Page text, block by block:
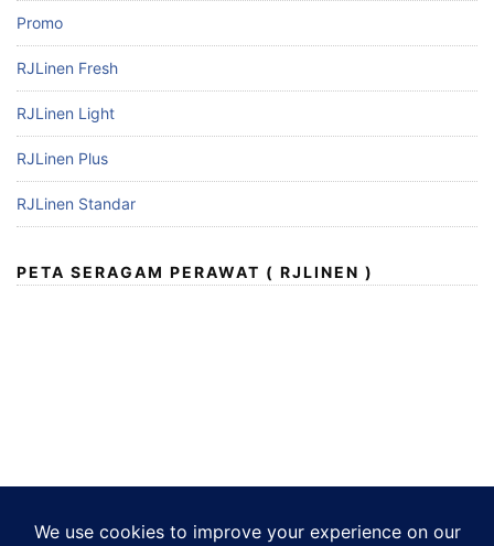
Promo
RJLinen Fresh
RJLinen Light
RJLinen Plus
RJLinen Standar
PETA SERAGAM PERAWAT ( RJLINEN )